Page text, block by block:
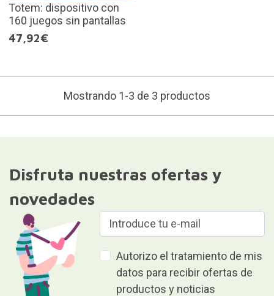
Totem: dispositivo con
160 juegos sin pantallas
47,92€
Mostrando 1-3 de 3 productos
Disfruta nuestras ofertas y
novedades
Autorizo el tratamiento de mis
datos para recibir ofertas de
productos y noticias